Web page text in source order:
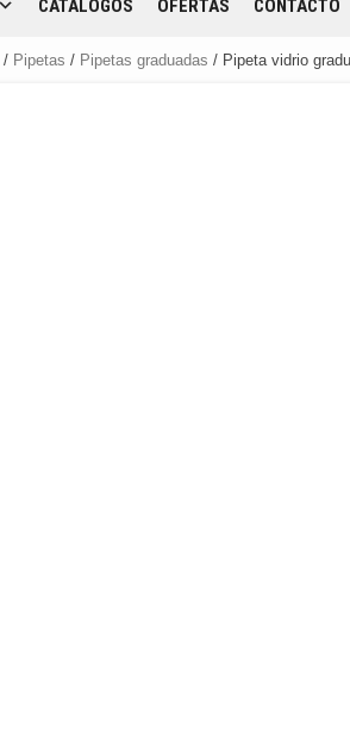
CATÁLOGOS OFERTAS CONTACTO
/ Pipetas / Pipetas graduadas / Pipeta vidrio